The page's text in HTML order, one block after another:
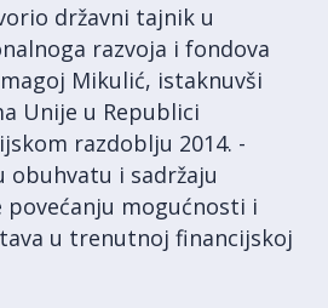
državni tajnik u
razvoja i fondova
Mikulić, istaknuvši
Unije u Republici
razdoblju 2014. -
obuhvatu i sadržaju
mogućnosti i
u trenutnoj financijskoj